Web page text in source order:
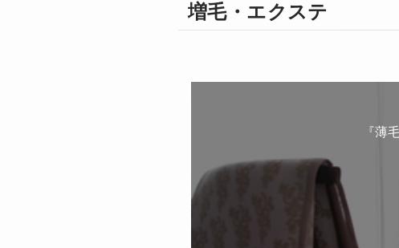
増毛・エクステ
『薄